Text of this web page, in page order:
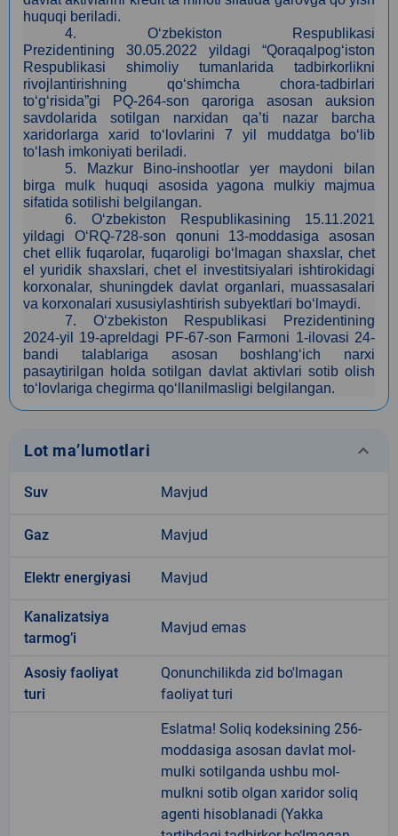
huquqi beriladi.
4. O‘zbekiston Respublikasi
Prezidentining 30.05.2022 yildagi “Qoraqalpog‘iston
Respublikasi shimoliy tumanlarida tadbirkorlikni
rivojlantirishning qo‘shimcha chora-tadbirlari
to‘g‘risida”gi PQ-264-son qaroriga asosan auksion
savdolarida sotilgan narxidan qa’ti nazar barcha
xaridorlarga xarid to‘lovlarini 7 yil muddatga bo‘lib
to‘lash imkoniyati beriladi.
5. Mazkur Bino-inshootlar yer maydoni bilan
birga mulk
huquqi asosida yagona mulkiy majmua
sifatida sotilishi belgilangan.
6. O‘zbekiston Respublikasining 15.11.2021
yildagi O‘RQ-728-son qonuni 13-moddasiga asosan
сhet ellik fuqarolar, fuqaroligi bo‘lmagan shaxslar, chet
el yuridik shaxslari, chet el investitsiyalari ishtirokidagi
korxonalar, shuningdek davlat organlari, muassasalari
va korxonalari xususiylashtirish subyektlari bo‘lmaydi.
7. O‘zbekiston Respublikasi Prezidentining
2024-yil 19-apreldagi PF-67-son Farmoni 1-ilovasi 24-
bandi talablariga asosan boshlang‘ich narxi
pasaytirilgan holda sotilgan davlat aktivlari sotib olish
to‘lovlariga chegirma qo‘llanilmasligi belgilangan.
Lot ma’lumotlari keyboard_arrow_down
Suv Mavjud
Gaz Mavjud
Elektr energiyasi Mavjud
Kanalizatsiya
tarmogʼi
Mavjud emas
Аsosiy faoliyat
turi
Qonunchilikda zid bo'lmagan
faoliyat turi
Eslatma! Soliq kodeksining 256-
moddasiga asosan davlat mol-
mulki sotilganda ushbu mol-
mulkni sotib olgan xaridor soliq
agenti hisoblanadi (Yakka